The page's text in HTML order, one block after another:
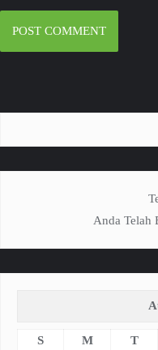
Anda Telah
S M T